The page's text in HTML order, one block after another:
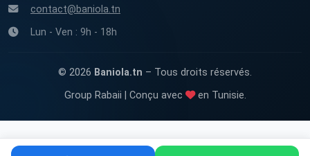
contact@baniola.tn
Lun - Ven : 9h - 18h
© 2026 Baniola.tn – Tous droits réservés.
Group Rabaii | Conçu avec
en Tunisie.